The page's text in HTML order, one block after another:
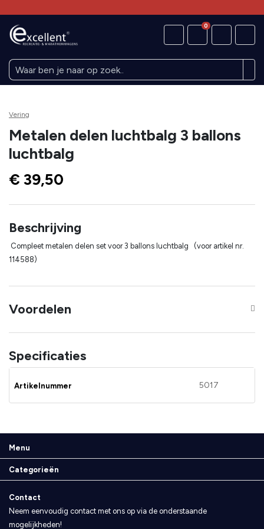
0
Vering
Metalen delen luchtbalg 3 ballons
luchtbalg
€ 39,50
Beschrijving
Compleet metalen delen set voor 3 ballons luchtbalg (voor artikel nr.
114588)
Voordelen
Specificaties
Artikelnummer 5017
Menu
Categorieën
Contact
Neem eenvoudig contact met ons op via de onderstaande
mogelijkheden!